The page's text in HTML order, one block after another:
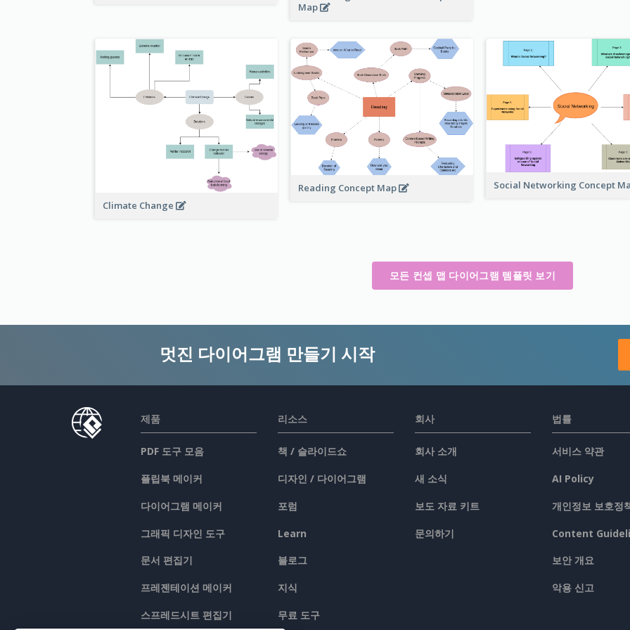
Map
Climate Change
Reading Concept Map Social Networking Concept
모든 컨셉 맵 다이어그램 템플릿 보기
멋진 다이어그램 만들기 시작
제품
PDF 도구 모음
플립북 메이커
다이어그램 메이커
그래픽 디자인 도구
문서 편집기
프레젠테이션 메이커
스프레드시트 편집기
리소스
책 / 슬라이드쇼
디자인 / 다이어그램
포럼
Learn
블로그
지식
무료 도구
회사
회사 소개
새 소식
보도 자료 키트
문의하기
법률
서비스 약관
AI Policy
개인정보 보호정
Content
보안 개요
악용 신고